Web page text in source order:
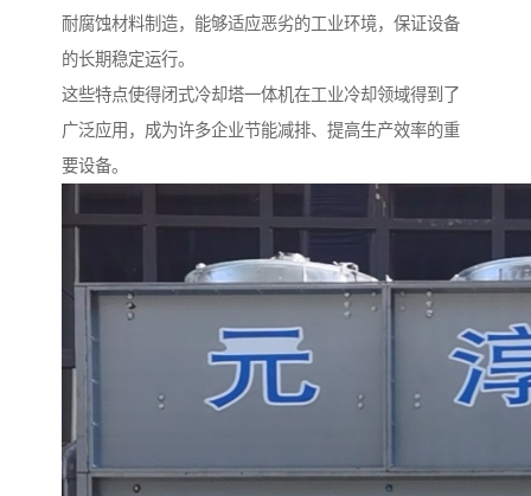
耐腐蚀材料制造，能够适应恶劣的工业环境，保证设备
的长期稳定运行。
这些特点使得闭式冷却塔一体机在工业冷却领域得到了
广泛应用，成为许多企业节能减排、提高生产效率的重
要设备。